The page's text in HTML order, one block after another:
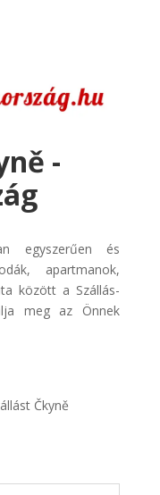
-
egyszerűen és
apartmanok,
között a Szállás-
meg az Önnek
Čkyně